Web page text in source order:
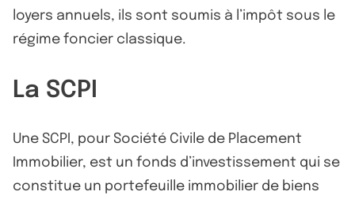
loyers annuels, ils sont soumis à l’impôt sous le
régime foncier classique.
La SCPI
Une SCPI, pour Société Civile de Placement
Immobilier, est un fonds d’investissement qui se
constitue un portefeuille immobilier de biens